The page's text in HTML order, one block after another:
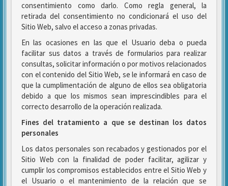
consentimiento como darlo. Como regla general, la
retirada del consentimiento no condicionará el uso del
Sitio Web, salvo el acceso a zonas privadas.
En las ocasiones en las que el Usuario deba o pueda
facilitar sus datos a través de formularios para realizar
consultas, solicitar información o por motivos relacionados
con el contenido del Sitio Web, se le informará en caso de
que la cumplimentación de alguno de ellos sea obligatoria
debido a que los mismos sean imprescindibles para el
correcto desarrollo de la operación realizada.
Fines del tratamiento a que se destinan los datos
personales
Los datos personales son recabados y gestionados por el
Sitio Web con la finalidad de poder facilitar, agilizar y
cumplir los compromisos establecidos entre el Sitio Web y
el Usuario o el mantenimiento de la relación que se